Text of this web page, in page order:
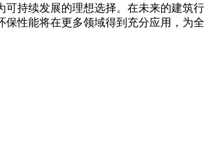
持续发展的理想选择。在未来的建筑行
性能将在更多领域得到充分应用，为全